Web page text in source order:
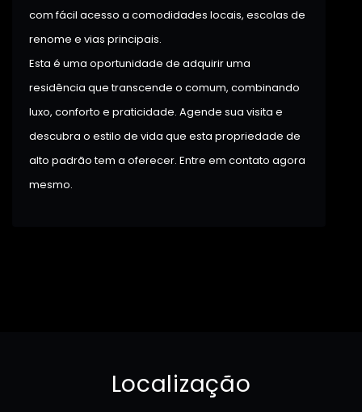
com fácil acesso a comodidades locais, escolas de
renome e vias principais.
Esta é uma oportunidade de adquirir uma
residência que transcende o comum, combinando
luxo, conforto e praticidade. Agende sua visita e
descubra o estilo de vida que esta propriedade de
alto padrão tem a oferecer. Entre em contato agora
mesmo.
Localização